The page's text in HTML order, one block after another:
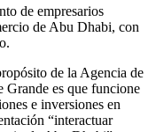
de empresarios
de Abu Dhabi, con
de la Agencia de
es que funcione
e inversiones en
“interactuar